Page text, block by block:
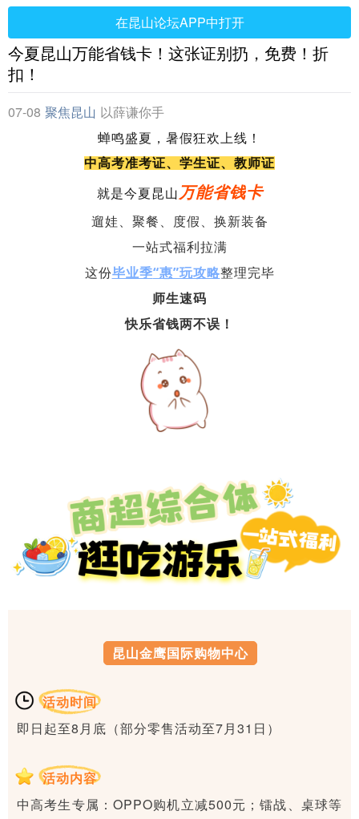
在昆山论坛APP中打开
今夏昆山万能省钱卡！这张证别扔，免费！折
扣！
07-08 聚焦昆山 以薛谦你手
蝉鸣盛夏，暑假狂欢上线！
中高考准考证、学生证、教师证
就是今夏昆山万能省钱卡
遛娃、聚餐、度假、换新装备
一站式福利拉满
这份毕业季“惠”玩攻略整理完毕
师生速码
快乐省钱两不误！
昆山金鹰国际购物中心
活动时间
即日起至8月底（部分零售活动至7月31日）
活动内容
中高考生专属：OPPO购机立减500元；镭战、桌球等